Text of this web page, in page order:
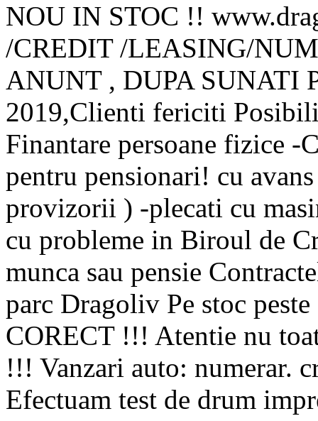
NOU IN STOC !!
/CREDIT /LEASING/
ANUNT , DUPA SUNATI
2019,Clienti fericiti
Finantare persoane fizice -
pentru pensionari! cu
provizorii ) -plecati cu
cu probleme in Biroul de
munca sau pensie
parc Dragoliv Pe stoc
CORECT !!! Atentie nu
!!! Vanzari auto: numerar.
Efectuam test de drum